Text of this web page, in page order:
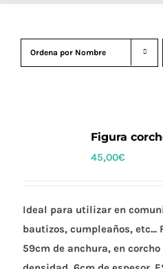
Ordena por Nombre
Figura
45,00€
Ideal para utilizar en
bautizos, cumpleaños, etc...
59cm de anchura, en